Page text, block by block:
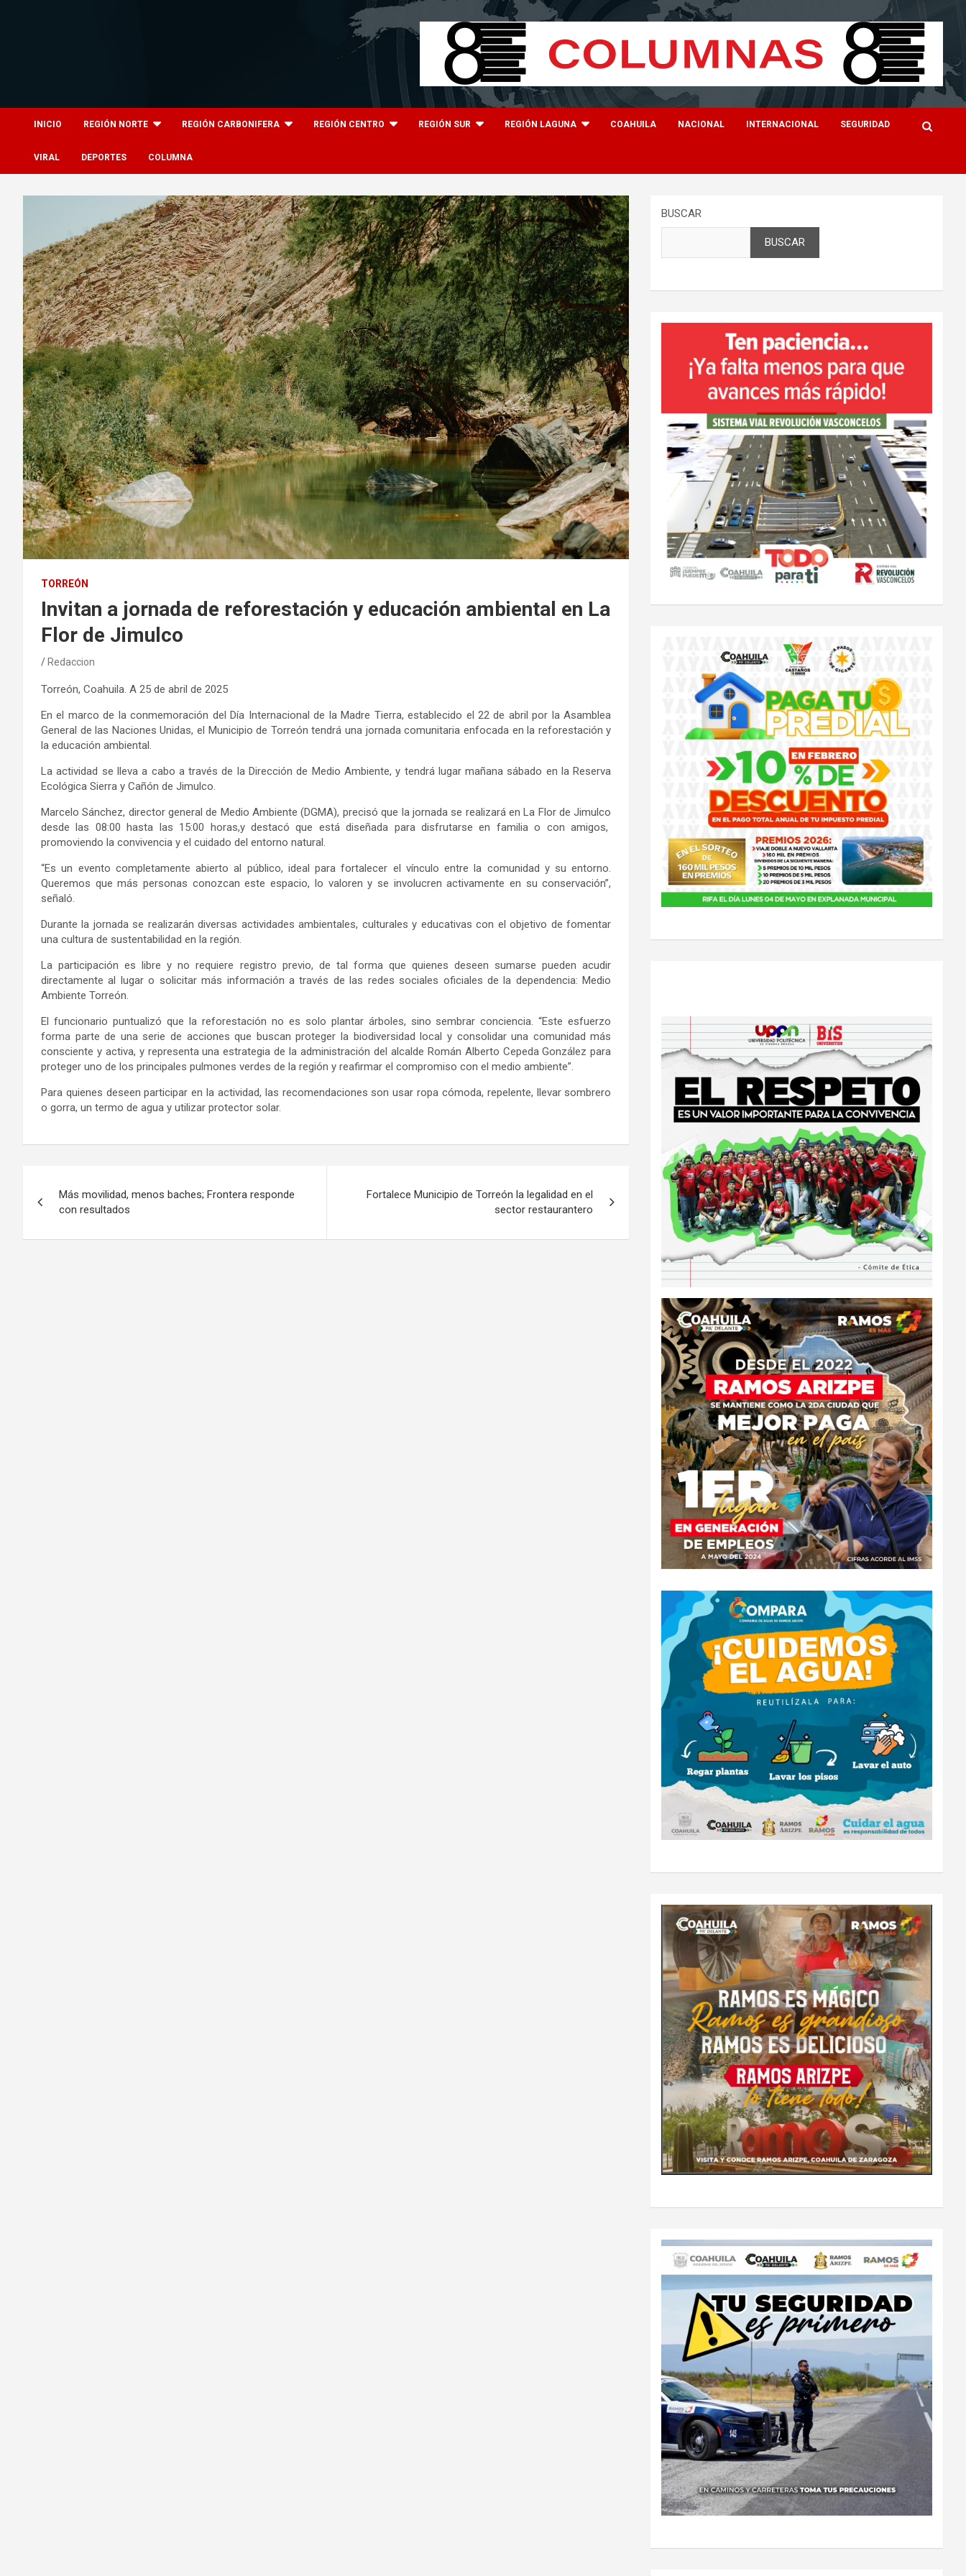
INICIO REGIÓN NORTE REGIÓN CARBONIFERA REGIÓN CENTRO REGIÓN SUR REGIÓN LAGUNA COAHUILA NACIONAL INTERNACIONAL SEGURIDAD
VIRAL DEPORTES COLUMNA
TORREÓN
Invitan a jornada de reforestación y educación ambiental en La
Flor de Jimulco
Redaccion
Torreón, Coahuila. A 25 de abril de 2025
En el marco de la conmemoración del Día Internacional de la Madre Tierra,establecido el 22 de abril por la Asamblea
General de las Naciones Unidas, el Municipio de Torreón tendrá una jornada comunitaria enfocada en la reforestación y
la educación ambiental.
La actividad se lleva a cabo a través de la Dirección de Medio Ambiente, y tendrá lugarmañana sábado en la Reserva
Ecológica Sierra y Cañón de Jimulco.
Marcelo Sánchez, director general de Medio Ambiente (DGMA), precisó que la jornada se realizará en La Flor de Jimulco
desdelas 08:00hasta las 15:00 horas,y destacó que está diseñada para disfrutarse en familia o con amigos,
promoviendo la convivencia y el cuidado del entorno natural.
“Es un evento completamente abierto al público, ideal para fortalecer el vínculo entre la comunidad y su entorno.
Queremos que más personas conozcan este espacio, lo valoren y se involucren activamente en su conservación”,
señaló.
Durante la jornada se realizarán diversas actividades ambientales, culturales y educativas con el objetivo de fomentar
una cultura de sustentabilidad en la región.
La participación es libre y no requiere registro previo, de tal forma que quienes deseen sumarse pueden acudir
directamente al lugar o solicitar más información a través de las redes sociales oficiales de la dependencia: Medio
Ambiente Torreón.
El funcionario puntualizó que la reforestación no es solo plantar árboles, sino sembrar conciencia.“Este esfuerzo
forma parte de una serie de acciones que buscan proteger la biodiversidad local y consolidar una comunidad más
consciente y activa, yrepresenta una estrategia de la administración del alcalde Román Alberto CepedaGonzálezpara
proteger uno de los principales pulmones verdes de la región y reafirmar el compromiso con el medio ambiente”.
Para quienes deseen participar en la actividad, las recomendaciones son usar ropa cómoda, repelente, llevarsombrero
o gorra, un termo de agua y utilizar protector solar.
de
entradas
Más movilidad, menos baches; Frontera responde
con resultados
Fortalece Municipio de Torreón la legalidad en el
sector restaurantero
BUSCAR
BUSCAR